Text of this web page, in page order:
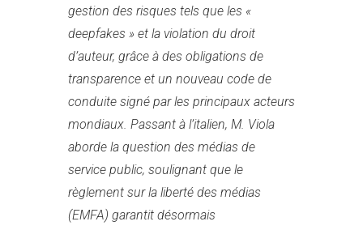
gestion des risques tels que les «
deepfakes » et la violation du droit
d’auteur, grâce à des obligations de
transparence et un nouveau code de
conduite signé par les principaux acteurs
mondiaux. Passant à l’italien, M. Viola
aborde la question des médias de
service public, soulignant que le
règlement sur la liberté des médias
(EMFA) garantit désormais